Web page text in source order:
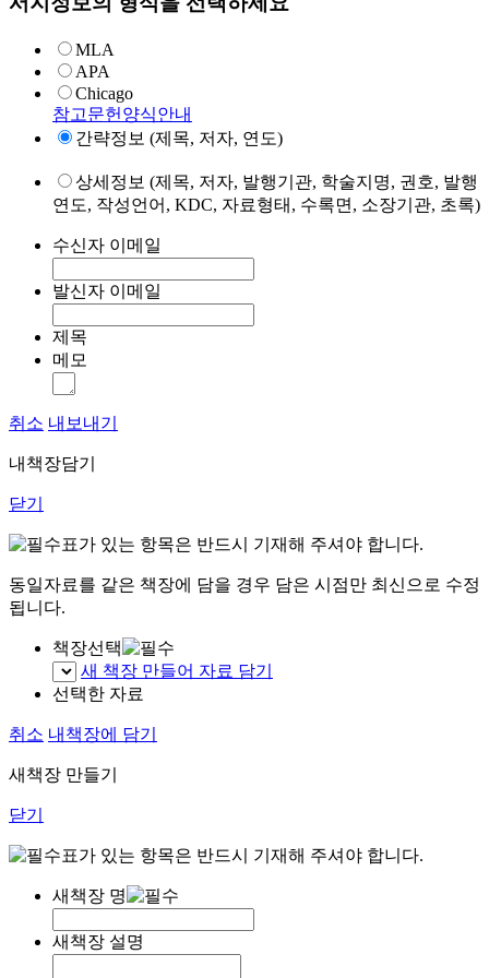
MLA
APA
Chicago
참고문헌양식안내
간략정보 (제목, 저자, 연도)
상세정보 (제목, 저자, 발행기관, 학술지명, 권호, 발행
연도, 작성언어, KDC, 자료형태, 수록면, 소장기관, 초록)
수신자 이메일
발신자 이메일
제목
메모
취소 내보내기
내책장담기
닫기
표가 있는 항목은 반드시 기재해 주셔야 합니다.
동일자료를 같은 책장에 담을 경우 담은 시점만 최신으로 수정
됩니다.
책장선택
새 책장 만들어 자료 담기
선택한 자료
취소 내책장에 담기
새책장 만들기
닫기
표가 있는 항목은 반드시 기재해 주셔야 합니다.
새책장 명
새책장 설명